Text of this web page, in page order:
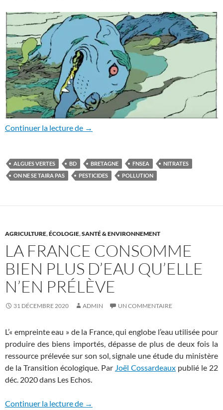
Continuer la lecture de Algues vertes – L’histoire interdite
→
ALGUES VERTES BD BRETAGNE FNSEA
NITRATES
ON NE SE TAIRA PAS
PESTICIDES POLLUTION
AGRICULTURE,ÉCOLOGIE,SANTÉ & ENVIRONNEMENT
LA FRANCE CONSOMME
BIEN PLUS D’EAU QU’ELLE
N’EN PRÉLÈVE
31 DÉCEMBRE 2020 ADMIN UN COMMENTAIRE
L’« empreinte eau » de la France, qui englobe l’eau utilisée pour
produire des biens importés, dépasse de plus de deux fois la
ressource prélevée sur son sol, signale une étude du ministère
de la Transition écologique. Par Joël Cossardeaux publié le 22
déc. 2020 dans Les Echos.
Continuer la lecture de La France consomme bien plus d’eau
→